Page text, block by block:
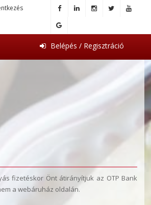
Belépés / Regisztráció
fizetéskor Önt átirányítjuk az OTP Bank
a webáruház oldalán.